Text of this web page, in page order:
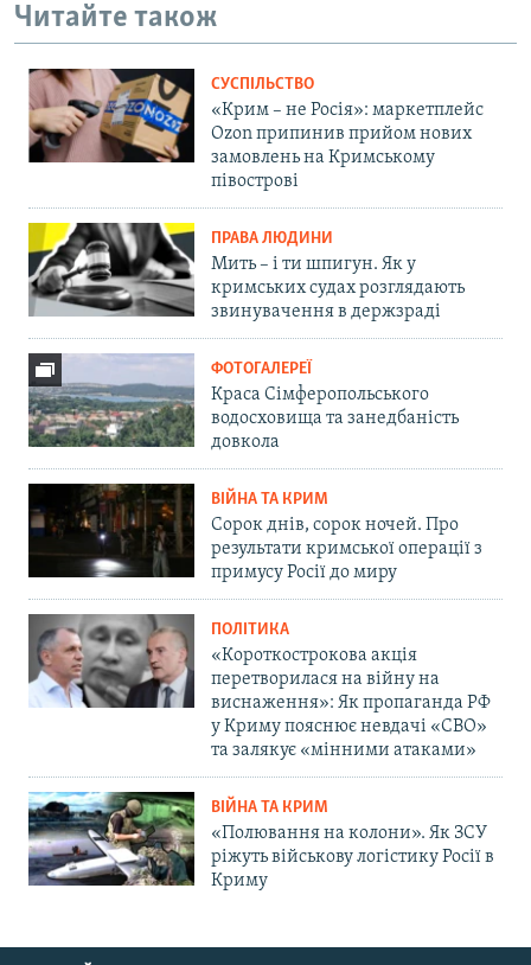
Читайте також
СУСПІЛЬСТВО
«Крим – не Росія»: маркетплейс
Ozon припинив прийом нових
замовлень на Кримському
півострові
ПРАВА ЛЮДИНИ
Мить – і ти шпигун. Як у
кримських судах розглядають
звинувачення в держзраді
ФОТОГАЛЕРЕЇ
Краса Сімферопольського
водосховища та занедбаність
довкола
ВІЙНА ТА КРИМ
Сорок днів, сорок ночей. Про
результати кримської операції з
примусу Росії до миру
ПОЛІТИКА
«Короткострокова акція
перетворилася на війну на
виснаження»: Як пропаганда РФ
у Криму пояснює невдачі «СВО»
та залякує «мінними атаками»
ВІЙНА ТА КРИМ
«Полювання на колони». Як ЗСУ
ріжуть військову логістику Росії в
Криму